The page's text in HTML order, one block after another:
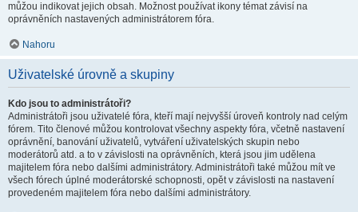
můžou indikovat jejich obsah. Možnost používat ikony témat závisí na
oprávněních nastavených administrátorem fóra.
Nahoru
Uživatelské úrovně a skupiny
Kdo jsou to administrátoři?
Administrátoři jsou uživatelé fóra, kteří mají nejvyšší úroveň kontroly nad celým
fórem. Tito členové můžou kontrolovat všechny aspekty fóra, včetně nastavení
oprávnění, banování uživatelů, vytváření uživatelských skupin nebo
moderátorů atd. a to v závislosti na oprávněních, která jsou jim udělena
majitelem fóra nebo dalšími administrátory. Administrátoři také můžou mít ve
všech fórech úplné moderátorské schopnosti, opět v závislosti na nastavení
provedeném majitelem fóra nebo dalšími administrátory.